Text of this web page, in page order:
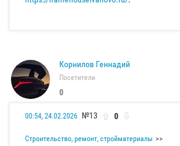
Корнилов Геннадий
Посетители
0
00:54, 24.02.2026 №13 0
Строительство, ремонт, стройматериалы